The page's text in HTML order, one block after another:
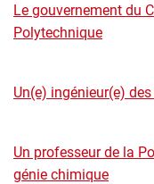
Le gouvernement du
Polytechnique
Un(e) ingénieur(e)
Un professeur de la
génie chimique